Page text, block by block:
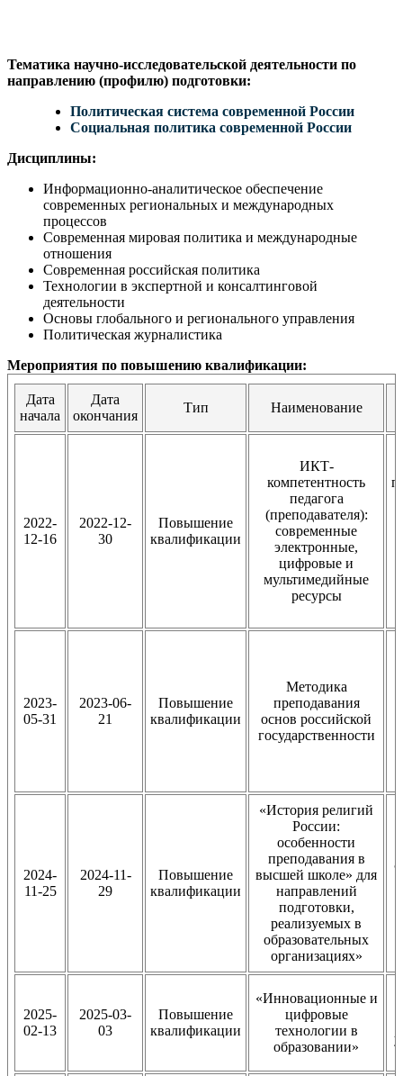
Тематика научно-исследовательской деятельности по
направлению (профилю) подготовки:
Политическая система современной России
Социальная политика современной России
Дисциплины:
Информационно-аналитическое обеспечение
современных региональных и международных
процессов
Современная мировая политика и международные
отношения
Современная российская политика
Технологии в экспертной и консалтинговой
деятельности
Основы глобального и регионального управления
Политическая журналистика
Мероприятия по повышению квалификации:
Дата
начала
Дата
окончания
Тип Наименование
2022-
12-16
2022-12-
30
Повышение
квалификации
ИКТ-
компетентность
педагога
(преподавателя):
современные
электронные,
цифровые и
мультимедийные
ресурсы
2023-
05-31
2023-06-
21
Повышение
квалификации
Методика
преподавания
основ российской
государственности
2024-
11-25
2024-11-
29
Повышение
квалификации
«История религий
России:
особенности
преподавания в
высшей школе» для
направлений
подготовки,
реализуемых в
образовательных
организациях»
2025-
02-13
2025-03-
03
Повышение
квалификации
«Инновационные и
цифровые
технологии в
образовании»